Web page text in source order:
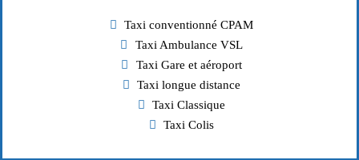
Taxi conventionné CPAM
Taxi Ambulance VSL
Taxi Gare et aéroport
Taxi longue distance
Taxi Classique
Taxi Colis